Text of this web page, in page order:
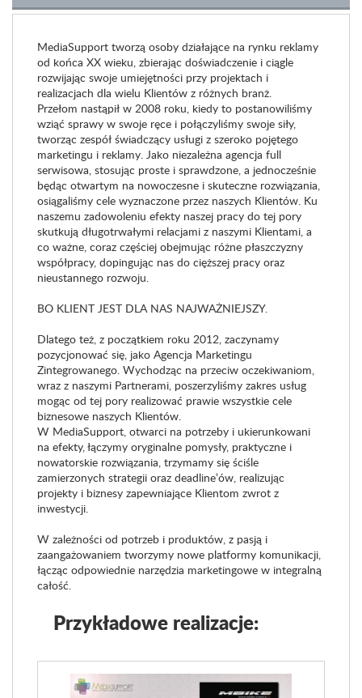
MediaSupport tworzą osoby działające na rynku reklamy
od końca XX wieku, zbierając doświadczenie i ciągle
rozwijając swoje umiejętności przy projektach i
realizacjach dla wielu Klientów z różnych branż.
Przełom nastąpił w 2008 roku, kiedy to postanowiliśmy
wziąć sprawy w swoje ręce i połączyliśmy swoje siły,
tworząc zespół świadczący usługi z szeroko pojętego
marketingu i reklamy. Jako niezależna agencja full
serwisowa, stosując proste i sprawdzone, a jednocześnie
będąc otwartym na nowoczesne i skuteczne rozwiązania,
osiągaliśmy cele wyznaczone przez naszych Klientów. Ku
naszemu zadowoleniu efekty naszej pracy do tej pory
skutkują długotrwałymi relacjami z naszymi Klientami, a
co ważne, coraz częściej obejmując różne płaszczyzny
współpracy, dopingując nas do cięższej pracy oraz
nieustannego rozwoju.
BO KLIENT JEST DLA NAS NAJWAŻNIEJSZY.
Dlatego też, z początkiem roku 2012, zaczynamy
pozycjonować się, jako Agencja Marketingu
Zintegrowanego. Wychodząc na przeciw oczekiwaniom,
wraz z naszymi Partnerami, poszerzyliśmy zakres usług
mogąc od tej pory realizować prawie wszystkie cele
biznesowe naszych Klientów.
W MediaSupport, otwarci na potrzeby i ukierunkowani
na efekty, łączymy oryginalne pomysły, praktyczne i
nowatorskie rozwiązania, trzymamy się ściśle
zamierzonych strategii oraz deadline’ów, realizując
projekty i biznesy zapewniające Klientom zwrot z
inwestycji.
W zależności od potrzeb i produktów, z pasją i
zaangażowaniem tworzymy nowe platformy komunikacji,
łącząc odpowiednie narzędzia marketingowe w integralną
całość.
Przykładowe realizacje: